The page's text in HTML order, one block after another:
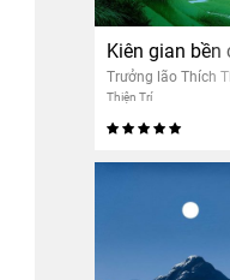
Kiên gian bền
Trưởng lão Thích
Thiện Trí